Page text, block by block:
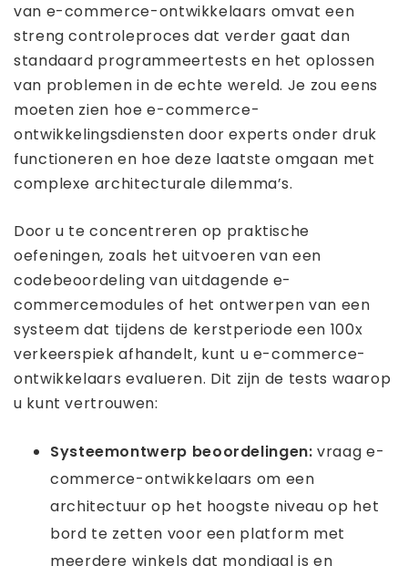
van e-commerce-ontwikkelaars omvat een
streng controleproces dat verder gaat dan
standaard programmeertests en het oplossen
van problemen in de echte wereld. Je zou eens
moeten zien hoe e-commerce-
ontwikkelingsdiensten door experts onder druk
functioneren en hoe deze laatste omgaan met
complexe architecturale dilemma’s.
Door u te concentreren op praktische
oefeningen, zoals het uitvoeren van een
codebeoordeling van uitdagende e-
commercemodules of het ontwerpen van een
systeem dat tijdens de kerstperiode een 100x
verkeerspiek afhandelt, kunt u e-commerce-
ontwikkelaars evalueren. Dit zijn de tests waarop
u kunt vertrouwen:
Systeemontwerp beoordelingen:vraag e-
commerce-ontwikkelaars om een ​​
architectuur op het hoogste niveau op het
bord te zetten voor een platform met
meerdere winkels dat mondiaal is en